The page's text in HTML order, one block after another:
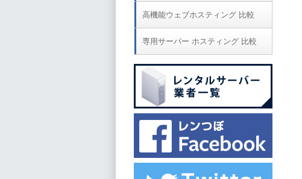
高機能ウェブホスティング 比較
専用サーバー ホスティング 比較